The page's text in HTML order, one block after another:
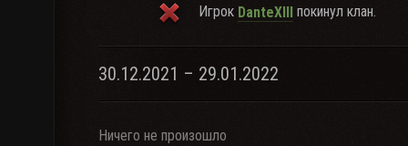
Игрок DanteXIII покинул клан.
30.12.2021 – 29.01.2022
Ничего не произошло